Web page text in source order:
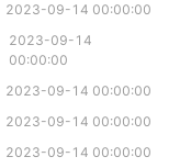
2023-09-14 00:00:00
2023-09-14
00:00:00
2023-09-14 00:00:00
2023-09-14 00:00:00
2023-09-14 00:00:00